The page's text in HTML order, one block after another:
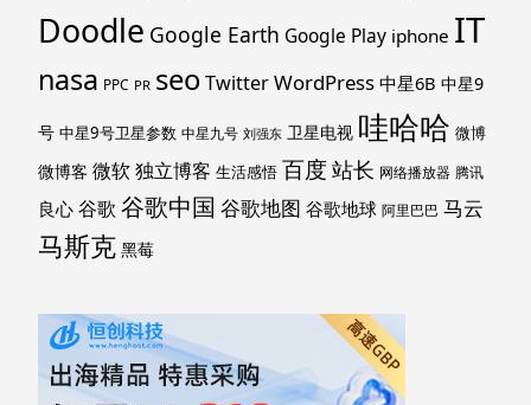
Doodle Google Earth Google Play iphone IT
nasa PPC PR seoTwitterWordPress 中星6B 中星9
号 中星9号卫星参数 中星九号 刘强东 卫星电视 哇哈哈 微博
微博客 微软独立博客 生活感悟 百度 站长 网络播放器 腾讯
良心 谷歌 谷歌中国 谷歌地图 谷歌地球 阿里巴巴 马云
马斯克 黑莓